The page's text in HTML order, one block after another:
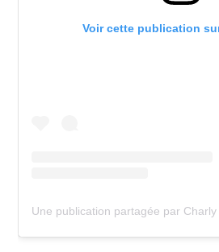
Voir cette publication